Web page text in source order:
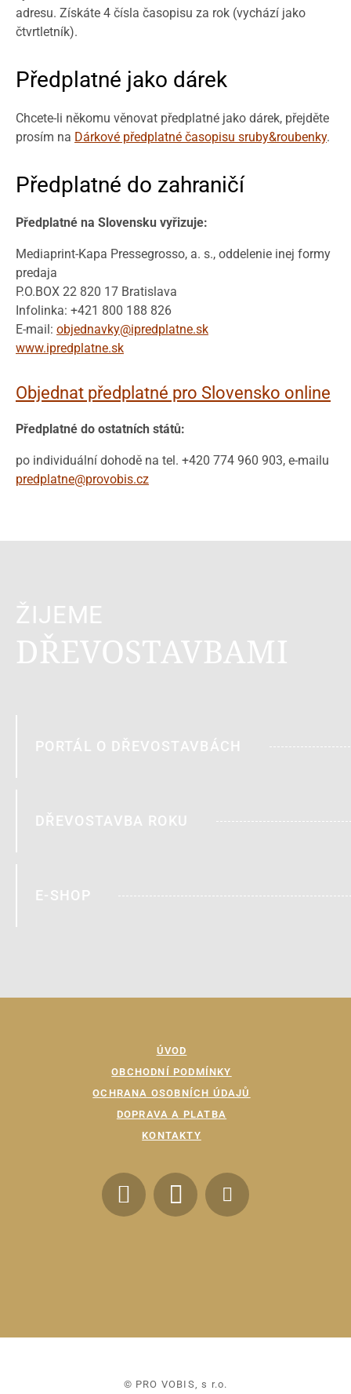
adresu. Získáte 4 čísla časopisu za rok (vychází jako
čtvrtletník).
Předplatné jako dárek
Chcete-li někomu věnovat předplatné jako dárek, přejděte
prosím na Dárkové předplatné časopisu sruby&roubenky.
Předplatné do zahraničí
Předplatné na Slovensku vyřizuje:
Mediaprint-Kapa Pressegrosso, a. s., oddelenie inej formy
predaja
P.O.BOX 22 820 17 Bratislava
Infolinka: +421 800 188 826
E-mail: objednavky@ipredplatne.sk
www.ipredplatne.sk
Objednat předplatné pro Slovensko online
Předplatné do ostatních států:
po individuální dohodě na tel. +420 774 960 903, e-mailu
predplatne@provobis.cz
ŽIJEME
DŘEVOSTAVBAMI
PORTÁL O DŘEVOSTAVBÁCH
DŘEVOSTAVBA ROKU
E-SHOP
ÚVOD
OBCHODNÍ PODMÍNKY
OCHRANA OSOBNÍCH ÚDAJŮ
DOPRAVA A PLATBA
KONTAKTY
© PRO VOBIS, s r.o.